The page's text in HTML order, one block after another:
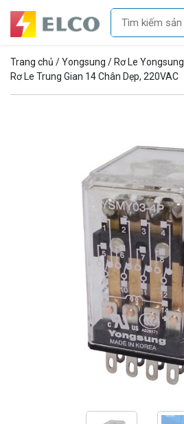
Trang chủ /Yongsung / Rơ Le Yongsung
Rơ Le Trung Gian 14 Chân Dẹp, 220VAC